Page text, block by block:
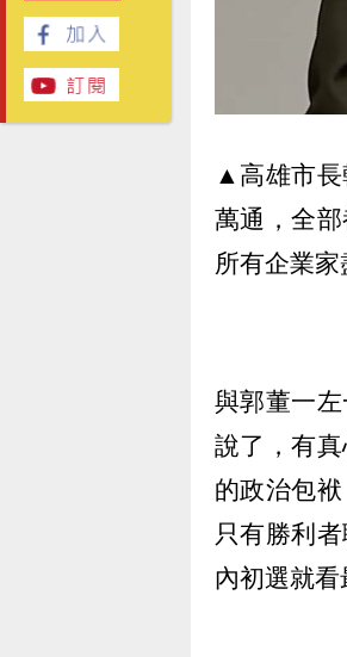
▲高雄市長
萬通，全
所有企業家
與郭董一
說了，有
的政治包
只有勝利
內初選就看